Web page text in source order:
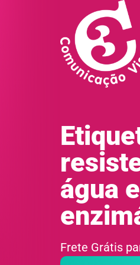
água
Frete Grátis